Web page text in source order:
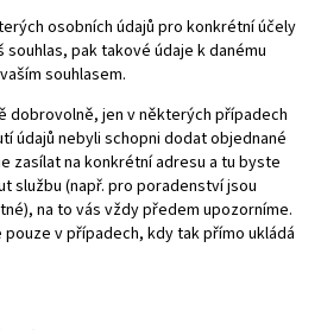
osobních údajů pro konkrétní účely
pak takové údaje k danému
souhlasem.
dobrovolně, jen v některých případech
údajů nebyli schopni dodat objednané
zasílat na konkrétní adresu a tu byste
službu (např. pro poradenství jsou
na to vás vždy předem upozorníme.
v případech, kdy tak přímo ukládá